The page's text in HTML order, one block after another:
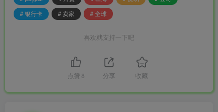
# 银行卡
# 卖家 # 全球
喜欢就支持一下吧
点赞 8 分享 收藏